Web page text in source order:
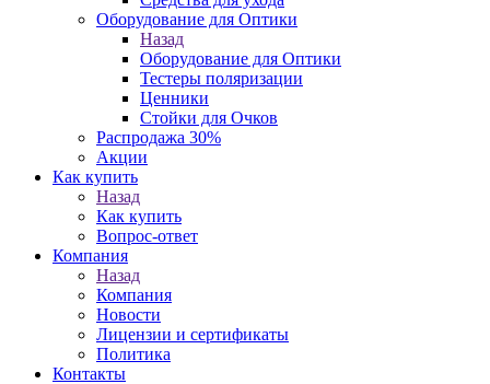
Оборудование для Оптики
Назад
Оборудование для Оптики
Тестеры поляризации
Ценники
Стойки для Очков
Распродажа 30%
Акции
Как купить
Назад
Как купить
Вопрос-ответ
Компания
Назад
Компания
Новости
Лицензии и сертификаты
Политика
Контакты